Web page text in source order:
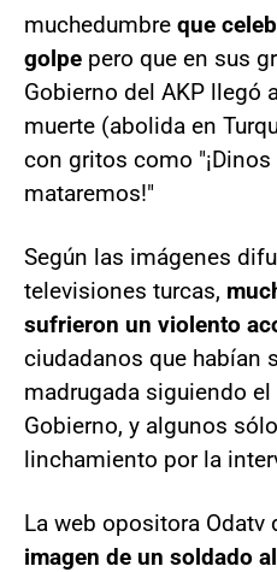
muchedumbre que
golpe pero que en sus
Gobierno del AKP llegó
muerte (abolida en
con gritos como
mataremos!"
Según las imágenes
televisiones turcas,
sufrieron un violento
ciudadanos que habían
madrugada siguiendo
Gobierno, y algunos
linchamiento por la
La web opositora Odatv
imagen de un soldado